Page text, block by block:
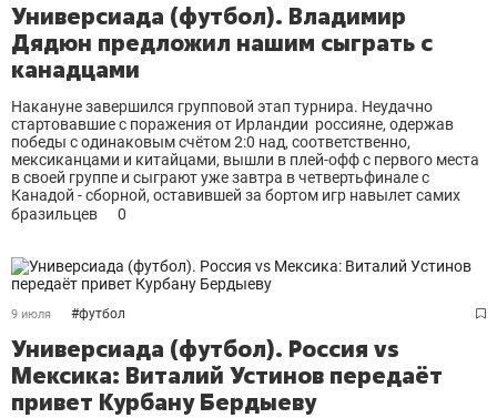
Универсиада (футбол). Владимир
Дядюн предложил нашим сыграть с
канадцами
Накануне завершился групповой этап турнира. Неудачно
стартовавшие с поражения от Ирландии россияне, одержав
победы с одинаковым счётом 2:0 над, соответственно,
мексиканцами и китайцами, вышли в плей-офф с первого места
в своей группе и сыграют уже завтра в четвертьфинале с
Канадой - сборной, оставившей за бортом игр навылет самих
бразильцев
0
9 июля #футбол
Универсиада (футбол). Россия vs
Мексика: Виталий Устинов передаёт
привет Курбану Бердыеву